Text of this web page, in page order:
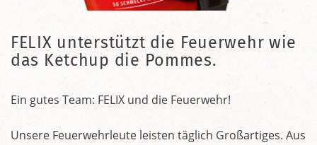
FELIX unterstützt die Feuerwehr wie
das Ketchup die Pommes.
Ein gutes Team: FELIX und die Feuerwehr!
Unsere Feuerwehrleute leisten täglich Großartiges. Aus